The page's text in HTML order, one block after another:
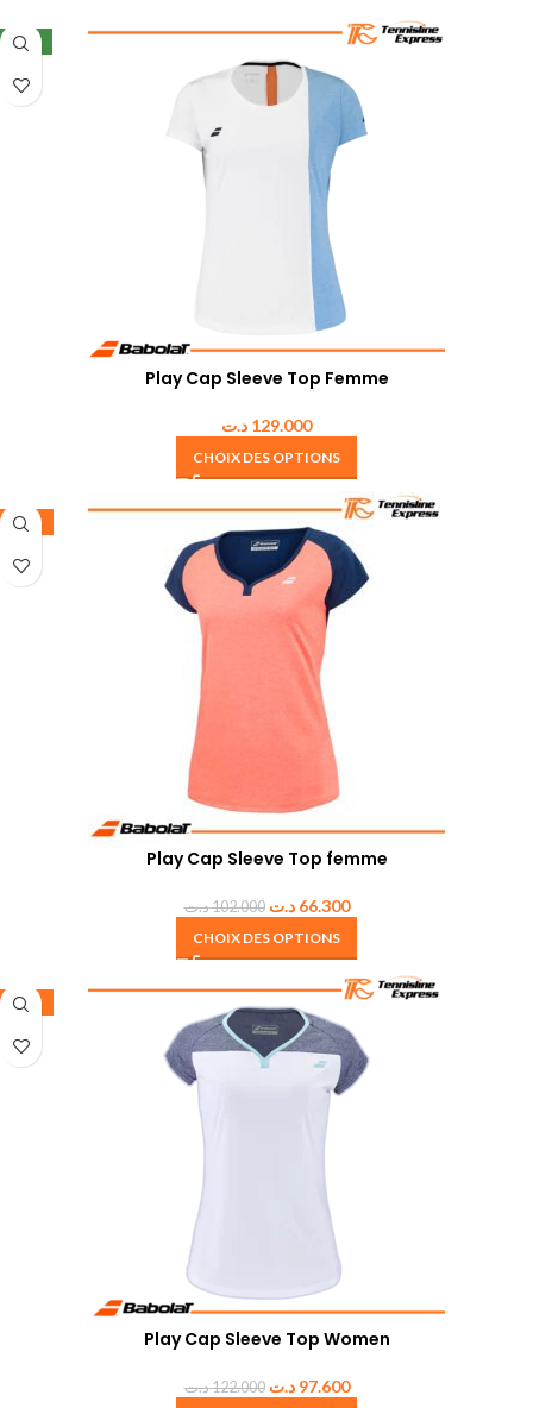
NEW
Play Cap Sleeve Top Femme
129.000 د.ت
CHOIX DES OPTIONS
-35%
Play Cap Sleeve Top femme
102.000د.ت 66.300 د.ت
CHOIX DES OPTIONS
-20%
Play Cap Sleeve Top Women
122.000د.ت 97.600 د.ت